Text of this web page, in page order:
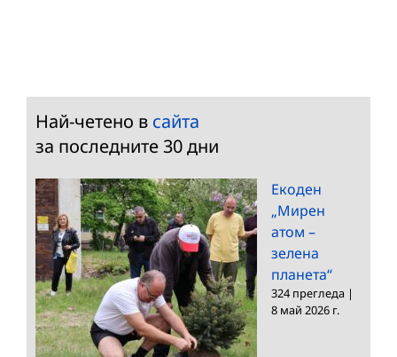
Най-четено в сайта
за последните 30 дни
Екоден
„Мирен
атом –
зелена
планета“
324 прегледа |
8 май 2026 г.